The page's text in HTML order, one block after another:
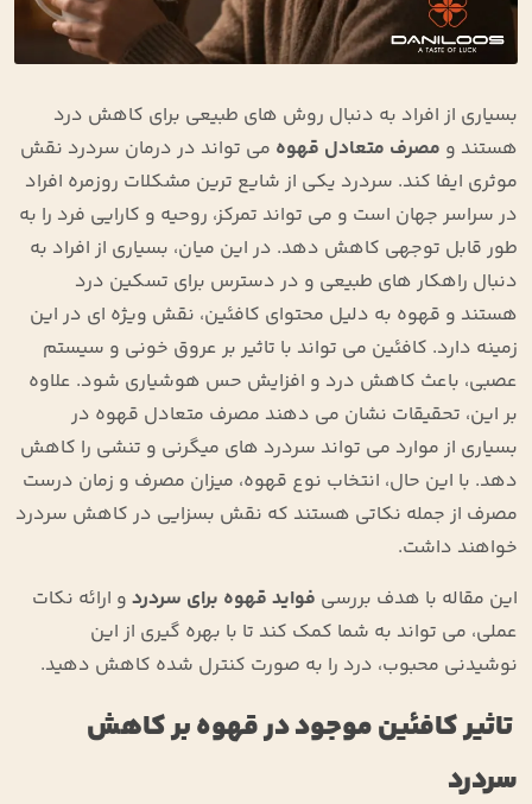
بسیاری از افراد به دنبال روش ‌های طبیعی برای کاهش درد
هستند و مصرف متعادل قهوه می ‌تواند در درمان سردرد نقش
موثری ایفا کند. سردرد یکی از شایع ‌ترین مشکلات روزمره افراد
در سراسر جهان است و می‌ تواند تمرکز، روحیه و کارایی فرد را به‌
طور قابل ‌توجهی کاهش دهد. در این میان، بسیاری از افراد به
دنبال راهکار های طبیعی و در دسترس برای تسکین درد
هستند و قهوه به دلیل محتوای کافئین، نقش ویژه ‌ای در این
زمینه دارد. کافئین می ‌تواند با تاثیر بر عروق خونی و سیستم
عصبی، باعث کاهش درد و افزایش حس هوشیاری شود. علاوه
بر این، تحقیقات نشان می ‌دهند مصرف متعادل قهوه در
بسیاری از موارد می ‌تواند سردرد های میگرنی و تنشی را کاهش
دهد. با این حال، انتخاب نوع قهوه، میزان مصرف و زمان درست
مصرف از جمله نکاتی هستند که نقش بسزایی در کاهش سردرد
خواهند داشت.
این مقاله با هدف بررسی فواید قهوه برای سردرد و ارائه نکات
عملی، می ‌تواند به شما کمک کند تا با بهره‌ گیری از این
نوشیدنی محبوب، درد را به ‌صورت کنترل‌ شده کاهش دهید.
تاثیر کافئین موجود در قهوه بر کاهش
سردرد